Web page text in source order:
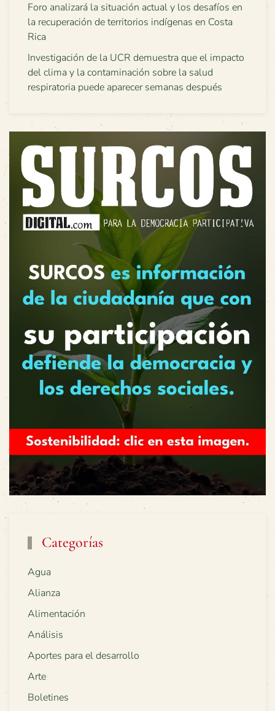
Foro analizará la situación actual y los desafíos en
la recuperación de territorios indígenas en Costa
Rica
Investigación de la UCR demuestra que el impacto
del clima y la contaminación sobre la salud
respiratoria puede aparecer semanas después
Categorías
Agua
Alianza
Alimentación
Análisis
Aportes para el desarrollo
Arte
Boletines